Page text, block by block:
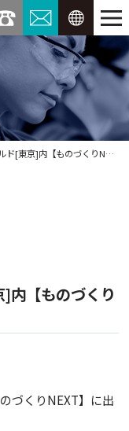
03-3234-9373お問い合わせ
【ものづくりNEXT】出展のご案内
内【ものづくり
づくりNEXT】に出